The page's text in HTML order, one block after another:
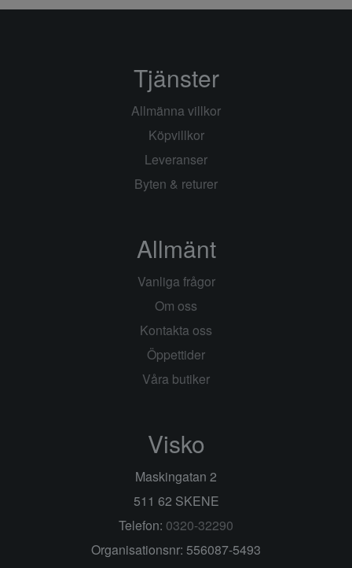
Tjänster
Allmänna villkor
Köpvillkor
Leveranser
Byten & returer
Allmänt
Vanliga frågor
Om oss
Kontakta oss
Öppettider
Våra butiker
Visko
Maskingatan 2
511 62 SKENE
Telefon: 0320-32290
Organisationsnr: 556087-5493